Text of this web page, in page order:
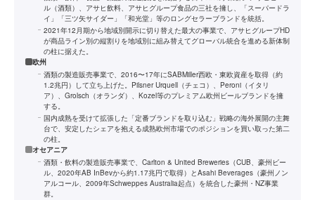
ル（酒類）、アサヒ飲料、アサヒグループ食品の三社を擁し、「スーパードラ
イ」「三ツ矢サイダー」「和光堂」等のロングセラーブランドを統括。
2021年12月期から地域別開示に切り替えた最大の事業で、アサヒグループHD
が商品ライン別の縦割りを地域別に組み替えてグローバル統合を進める新体制
の柱に据えた。
欧州
酒類の製造販売事業で、2016〜17年にSABMiller西欧・東欧資産を取得（約
1.2兆円）して立ち上げた。Pilsner Urquell（チェコ）、Peroni（イタリ
ア）、Grolsch（オランダ）、Kozel等のプレミアム欧州ビールブランドを擁
する。
国内成熟を受けて拡張した「定番ブランドを取り込む」戦略の海外展開の主舞
台で、安定したシェアを抱える成熟欧州市場でのポジションを買い取った第二
の柱。
オセアニア
酒類・飲料の製造販売事業で、Carlton & United Breweries（CUB、豪州ビー
ル、2020年AB InBevから約1.17兆円で取得）とAsahi Beverages（豪州ノン
アルコール、2009年Schweppes Australia起点）を統合した豪州・NZ事業
群。